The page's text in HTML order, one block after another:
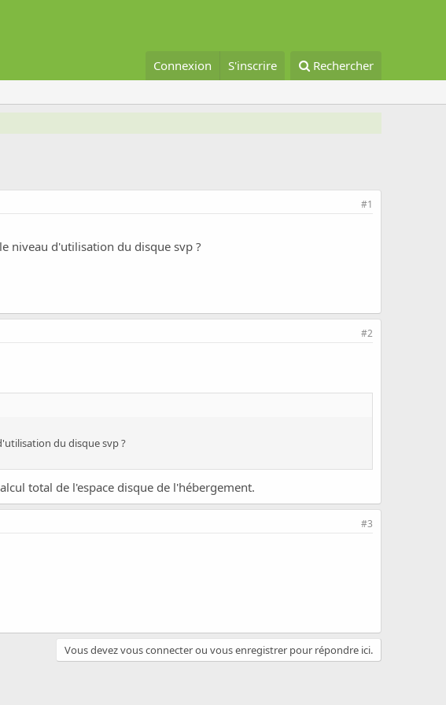
Connexion S'inscrire Rechercher
#1
niveau d'utilisation du disque svp ?
#2
du disque svp ?
total de l'espace disque de l'hébergement.
#3
Vous devez vous connecter ou vous enregistrer pour répondre ici.